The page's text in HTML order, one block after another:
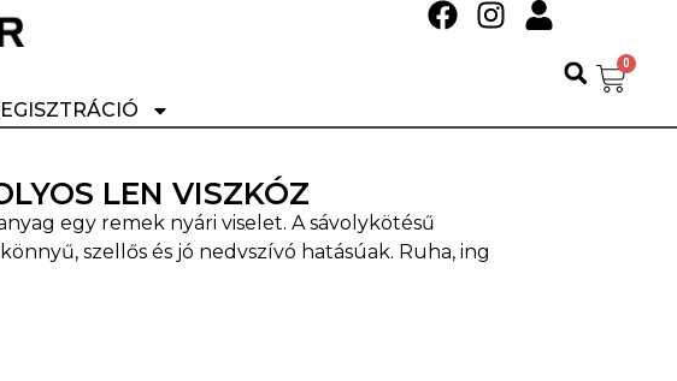
0
LEN VISZKÓZ
egy remek nyári viselet. A sávolykötésű
szellős és jó nedvszívó hatásúak. Ruha, ing